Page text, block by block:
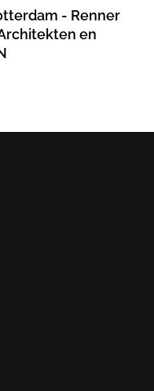
- Renner
en